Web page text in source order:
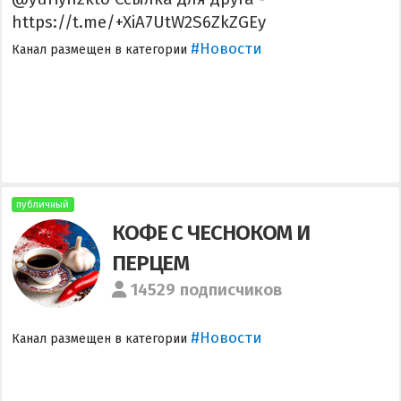
https://t.me/+XiA7UtW2S6ZkZGEy
Канал размещен в категории #Новости
публичный
КОФЕ С ЧЕСНОКОМ И
ПЕРЦЕМ
14529 подписчиков
Канал размещен в категории #Новости